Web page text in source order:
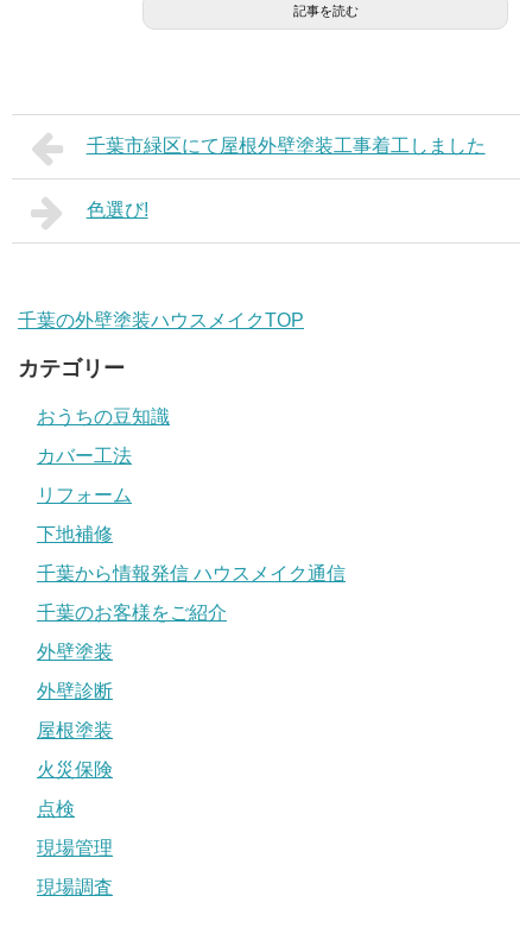
記事を読む
千葉市緑区にて屋根外壁塗装工事着工しました
色選び!
千葉の外壁塗装ハウスメイクTOP
カテゴリー
おうちの豆知識
カバー工法
リフォーム
下地補修
千葉から情報発信 ハウスメイク通信
千葉のお客様をご紹介
外壁塗装
外壁診断
屋根塗装
火災保険
点検
現場管理
現場調査